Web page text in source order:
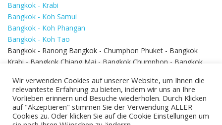
Bangkok - Krabi
Bangkok - Koh Samui
Bangkok - Koh Phangan
Bangkok - Koh Tao
Bangkok - Ranong Bangkok - Chumphon Phuket - Bangkok
Krabi - Bangkok Chiang Mai - Bangkok Chumphon - Bangkok
Bangkok - Hua Hin
Wir verwenden Cookies auf unserer Website, um Ihnen die
relevanteste Erfahrung zu bieten, indem wir uns an Ihre
Vorlieben erinnern und Besuche wiederholen. Durch Klicken
auf "Akzeptieren" stimmen Sie der Verwendung ALLER
Cookies zu. Oder klicken Sie auf die Cookie Einstellungen um